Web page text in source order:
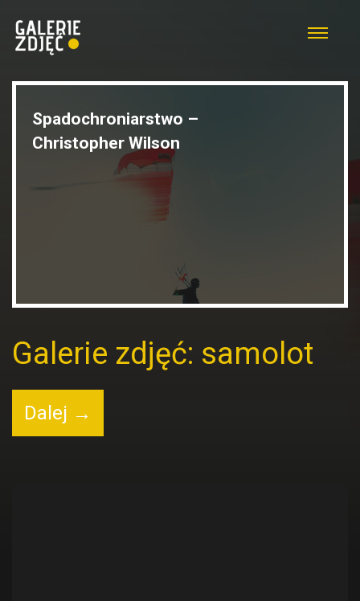
Spadochroniarstwo –
Christopher Wilson
Galerie zdjęć: samolot
Dalej →